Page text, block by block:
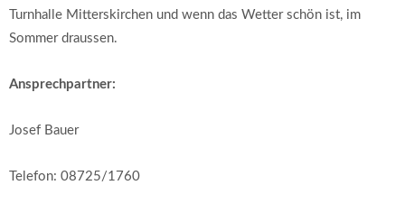
Turnhalle Mitterskirchen und wenn das Wetter schön ist, im
Sommer draussen.
Ansprechpartner:
Josef Bauer
Telefon: 08725/1760